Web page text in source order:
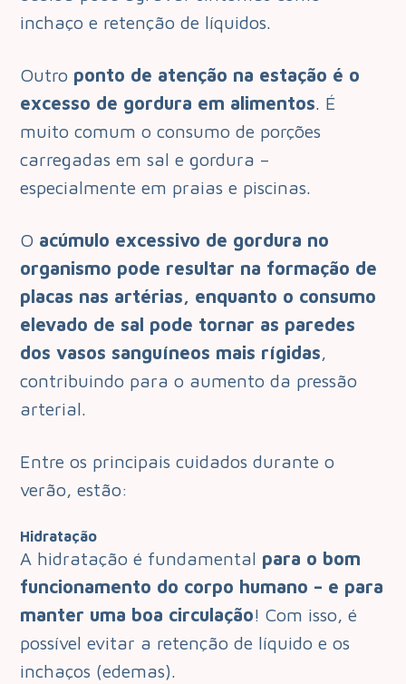
inchaço e retenção de líquidos.
Outro ponto de atenção na estação é o
excesso de gordura em alimentos. É
muito comum o consumo de porções
carregadas em sal e gordura –
especialmente em praias e piscinas.
O acúmulo excessivo de gordura no
organismo pode resultar na formação de
placas nas artérias, enquanto o consumo
elevado de sal pode tornar as paredes
dos vasos sanguíneos mais rígidas,
contribuindo para o aumento da pressão
arterial.
Entre os principais cuidados durante o
verão, estão:
Hidratação
A hidratação é fundamental para o bom
funcionamento do corpo humano – e para
manter uma boa circulação! Com isso, é
possível evitar a retenção de líquido e os
inchaços (edemas).